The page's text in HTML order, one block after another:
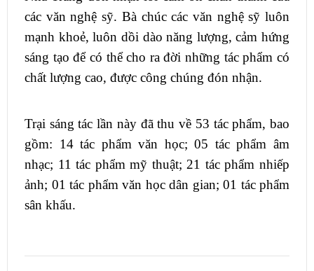
các văn nghệ sỹ. Bà chúc các văn nghệ sỹ luôn
mạnh khoẻ, luôn dồi dào năng lượng, cảm hứng
sáng tạo để có thể cho ra đời những tác phẩm có
chất lượng cao, được công chúng đón nhận.
Trại sáng tác lần này đã thu về 53 tác phẩm, bao
gồm: 14 tác phẩm văn học; 05 tác phẩm âm
nhạc; 11 tác phẩm mỹ thuật; 21 tác phẩm nhiếp
ảnh; 01 tác phẩm văn học dân gian; 01 tác phẩm
sân khấu.